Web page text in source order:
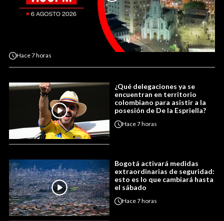
Hace7 horas
¿Qué delegaciones ya se
encuentran en territorio
colombiano para asistir a la
posesión de De la Espriella?
Hace7 horas
Bogotá activará medidas
extraordinarias de seguridad:
esto es lo que cambiará hasta
el sábado
Hace7 horas